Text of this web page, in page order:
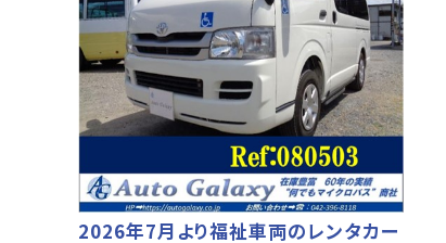
2026年7月より福祉車両のレンタカー